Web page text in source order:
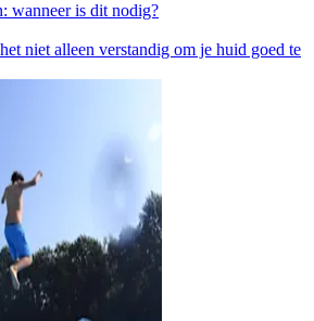
wanneer is dit nodig?
niet alleen verstandig om je huid goed te